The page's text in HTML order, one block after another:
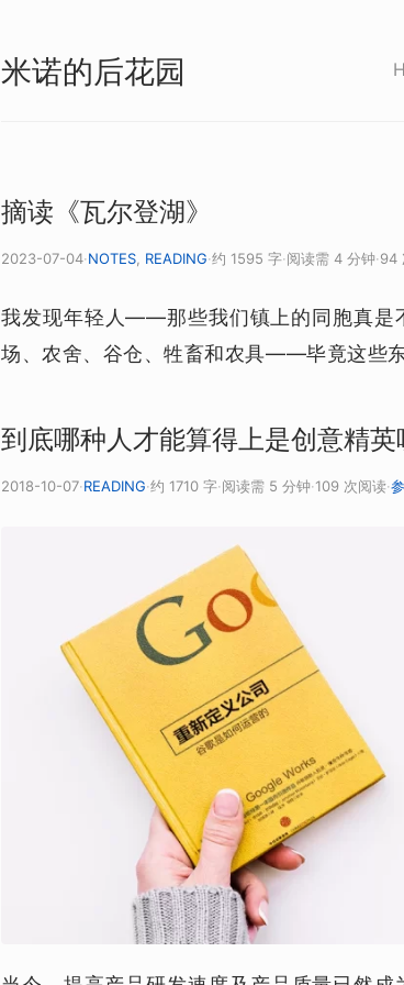
米诺的后花园
摘读《瓦尔登湖》
2023-07-04·NOTES READING·约 1595 字·阅读需 4 分钟·94
我发现年轻人——那些我们镇上的同胞真是
场、农舍、谷仓、牲畜和农具——毕竟这些
到底哪种人才能算得上是创意精英
2018-10-07·READING·约 1710 字·阅读需 5 分钟·109 次阅读·